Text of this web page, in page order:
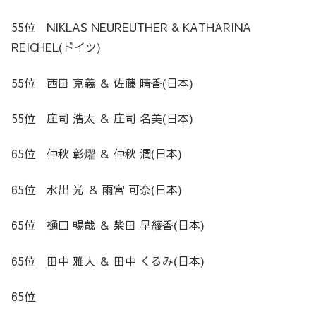
55位 NIKLAS NEUREUTHER & KATHARINA
REICHEL(ドイツ)
55位 西田 克義 ＆ 佐藤 晴香(日本)
55位 庄司 浩太 ＆ 庄司 名美(日本)
65位 仲秋 彰燿 ＆ 仲秋 潤(日本)
65位 水出 光 ＆ 雨宮 可奈(日本)
65位 樋口 暢哉 ＆ 柴田 早綾香(日本)
65位 田中 雅人 ＆ 田中 くるみ(日本)
65位